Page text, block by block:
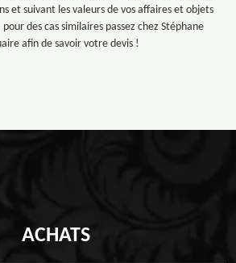
et suivant les valeurs de vos affaires et objets
des cas similaires passez chez Stéphane
afin de savoir votre devis !
ACHATS